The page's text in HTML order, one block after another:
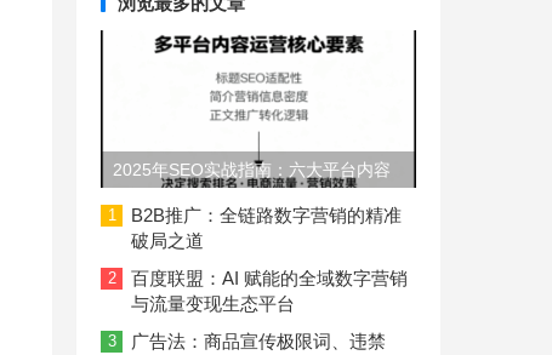
2025年SEO实战指南：六大平台内容
长度与结构规范
1
B2B推广：全链路数字营销的精准
破局之道
2
百度联盟：AI 赋能的全域数字营销
与流量变现生态平台
3
广告法：商品宣传极限词、违禁